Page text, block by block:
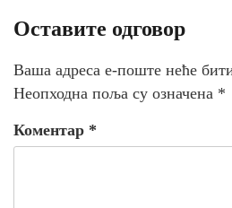
Оставите одговор
Ваша адреса е-поште неће
Неопходна поља су означена *
Коментар *